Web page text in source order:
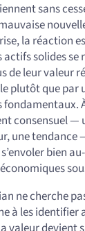
sans
la réaction
solides se
de leur valeur
plutôt que par
consensuel —
une tendance
bien
ne cherche
à les identifier